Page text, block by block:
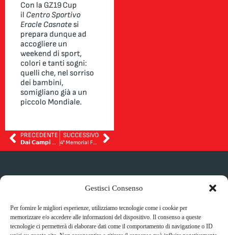
Gestisci Consenso
Per fornire le migliori esperienze, utilizziamo tecnologie come i cookie per
memorizzare e/o accedere alle informazioni del dispositivo. Il consenso a queste
tecnologie ci permetterà di elaborare dati come il comportamento di navigazione o ID
Con la GZ19 Cup
il Centro Sportivo
Eracle Casnate si
prepara dunque ad
accogliere un
weekend di sport,
colori e tanti sogni:
quelli che, nel sorriso
dei bambini,
somigliano già a un
piccolo Mondiale.
PRECEDENTE
𝗗𝗮𝗶 𝗖𝗮𝗺𝗽𝗶 𝗱𝗲𝗹𝗹𝗮 𝗦𝗲𝗿𝗶𝗲 𝗔 𝗮𝗶 𝗩𝗮𝗹𝗼𝗿𝗶 𝗱𝗶 𝗔𝘇𝘇𝘂𝗿𝗿𝗶𝗻𝗶 𝗔𝗰𝗮𝗱𝗲𝗺𝘆: 𝗹𝗮 𝗟𝗲𝘇𝗶𝗼𝗻𝗲 𝗱𝗶 𝗚𝗶𝗮𝗻𝗹𝘂𝗰𝗮 𝗭𝗮𝗺𝗯𝗿𝗼𝘁𝘁𝗮
SUCCESSIVO
4° Memorial Franco Chignoli – 25/25 maggio
DOVE CI
ALLENIAMO
Indirizzo:
Via Roma 44,
22070,
Privacy policy
Cookie policy